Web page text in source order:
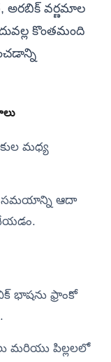
వర్ణమాల
కొంతమంది
మధ్య
సమయాన్ని ఆదా
భాషను ఫ్రాంకో
మరియు పిల్లలలో